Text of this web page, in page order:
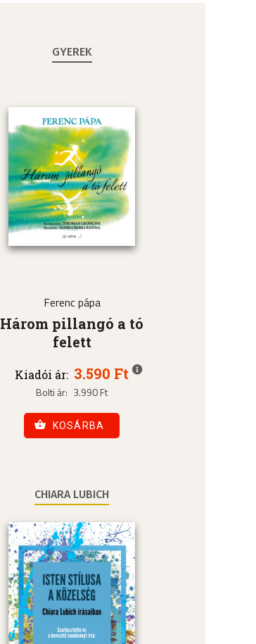
GYEREK
Ferenc pápa
Három pillangó a tó
felett
Kiadói ár: 3.590 Ft
Bolti ár: 3.990 Ft
KOSÁRBA
CHIARA LUBICH